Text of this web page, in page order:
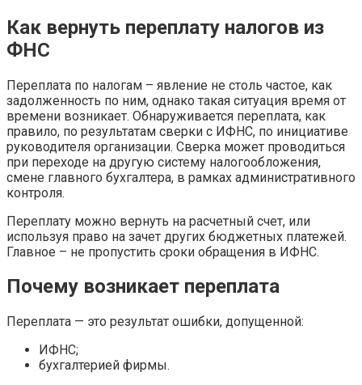
Как вернуть переплату налогов из
ФНС
Переплата по налогам – явление не столь частое, как
задолженность по ним, однако такая ситуация время от
времени возникает. Обнаруживается переплата, как
правило, по результатам сверки с ИФНС, по инициативе
руководителя организации. Сверка может проводиться
при переходе на другую систему налогообложения,
смене главного бухгалтера, в рамках административного
контроля.
Переплату можно вернуть на расчетный счет, или
используя право на зачет других бюджетных платежей.
Главное – не пропустить сроки обращения в ИФНС.
Почему возникает переплата
Переплата — это результат ошибки, допущенной:
ИФНС;
бухгалтерией фирмы.